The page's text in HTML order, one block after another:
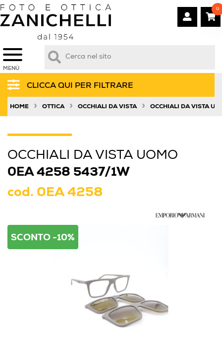
MENÙ
0
CLICCA QUI PER FILTRARE
HOME » OTTICA » OCCHIALI DA VISTA » OCCHIALI DA VISTA
OCCHIALI DA VISTA UOMO
0EA 4258 5437/1W
cod. 0EA 4258
SCONTO -10%